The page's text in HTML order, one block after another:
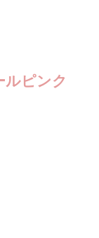
ルピンク